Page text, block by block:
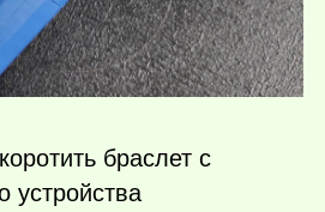
браслет с
устройства